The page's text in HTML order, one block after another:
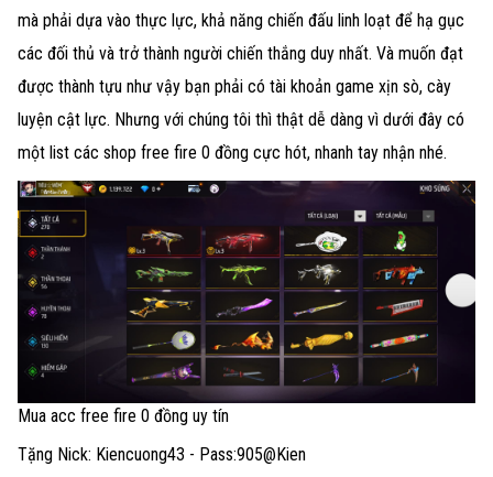
mà phải dựa vào thực lực, khả năng chiến đấu linh loạt để hạ gục
các đối thủ và trở thành người chiến thắng duy nhất. Và muốn đạt
được thành tựu như vậy bạn phải có tài khoản game xịn sò, cày
luyện cật lực. Nhưng với chúng tôi thì thật dễ dàng vì dưới đây có
một list các shop free fire 0 đồng cực hót, nhanh tay nhận nhé.
Mua acc free fire 0 đồng uy tín
Tặng Nick: Kiencuong43 - Pass:905@Kien